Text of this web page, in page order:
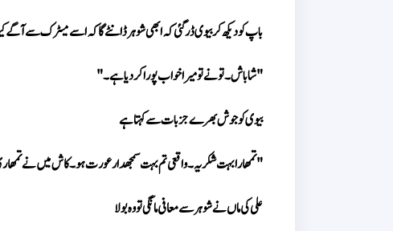
باپ کو دیکھ کر بیوی ڈر گئی کہ ابھی شوہر ڈانٹے گا کہ اسے میٹرک سے
"شاباش۔ تو نے تو میرا خواب پورا کر دیا ہے۔"
بیوی کو جوش بھرے جزبات سے کہتا ہے
"تمھارا بہت شکریہ۔ واقعی تم بہت سمجھدار عورت ہو۔ کاش میں نے
علی کی ماں نے شوہر سے معافی مانگی تو وہ بولا